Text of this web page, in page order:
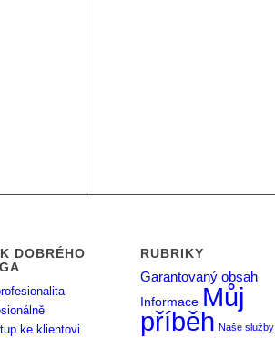
DOBRÉHO
ke klientovi
RUBRIKY
Garantovaný obsah
Informace Můj
příběh Naše služby